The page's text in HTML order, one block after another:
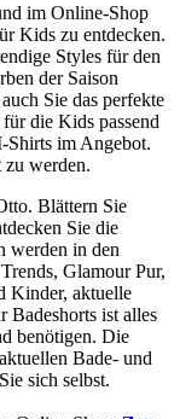
im Online-Shop
Kids zu entdecken.
Styles für den
der Saison
Sie das perfekte
die Kids passend
Shirts im Angebot.
werden.
Blättern Sie
Sie die
werden in den
Glamour Pur,
Kinder, aktuelle
Badeshorts ist alles
benötigen. Die
Bade- und
sich selbst.